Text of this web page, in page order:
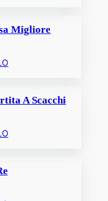
Migliore
A Scacchi